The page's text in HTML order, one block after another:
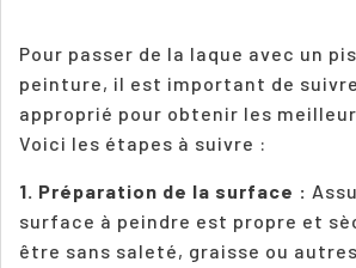
Pour passer de la laque avec un
peinture, il est important de
approprié pour obtenir les
Voici les étapes à suivre :
1. Préparation de la surface :
surface à peindre est propre et
être sans saleté, graisse ou